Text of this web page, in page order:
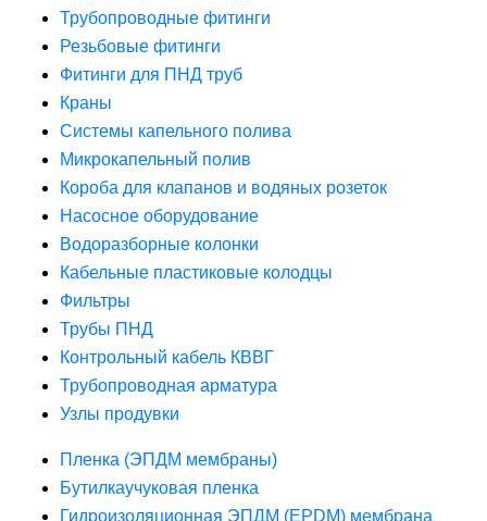
Трубопроводные фитинги
Резьбовые фитинги
Фитинги для ПНД труб
Краны
Системы капельного полива
Микрокапельный полив
Короба для клапанов и водяных розеток
Насосное оборудование
Водоразборные колонки
Кабельные пластиковые колодцы
Фильтры
Трубы ПНД
Контрольный кабель КВВГ
Трубопроводная арматура
Узлы продувки
Пленка (ЭПДМ мембраны)
Бутилкаучуковая пленка
Гидроизоляционная ЭПДМ (EPDM) мембрана